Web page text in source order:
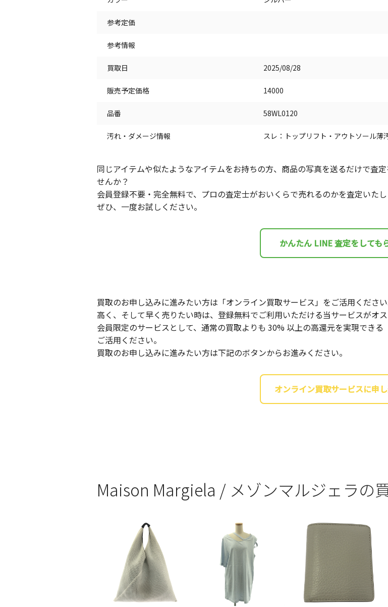
参考定価
参考情報
買取日 2025/08/28
販売予定価格 14000
品番 58WL0120
汚れ・ダメージ情報 スレ：トップリフト・アウトソール薄
同じアイテムや似たようなアイテムをお持ちの方、商品の写真を送るだけで査
せんか？
会員登録不要・完全無料で、プロの査定士がおいくらで売れるのかを査定いたし
ぜひ、一度お試しください。
かんたん LINE 査定をしても
買取のお申し込みに進みたい方は「オンライン買取サービス」をご活用ください
高く、そして早く売りたい時は、登録無料でご利用いただける当サービスがオス
会員限定のサービスとして、通常の買取よりも 30% 以上の高還元を実現でき
ご活用ください。
買取のお申し込みに進みたい方は下記のボタンからお進みください。
オンライン買取サービスに申
Maison Margiela / メゾンマルジェラの